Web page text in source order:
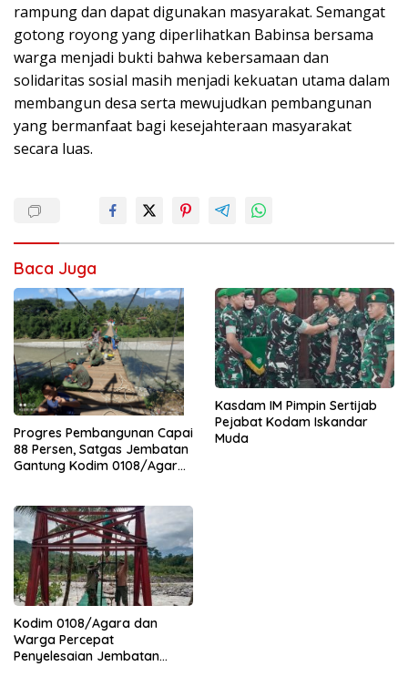
rampung dan dapat digunakan masyarakat. Semangat
gotong royong yang diperlihatkan Babinsa bersama
warga menjadi bukti bahwa kebersamaan dan
solidaritas sosial masih menjadi kekuatan utama dalam
membangun desa serta mewujudkan pembangunan
yang bermanfaat bagi kesejahteraan masyarakat
secara luas.
Baca Juga
Progres Pembangunan Capai
88 Persen, Satgas Jembatan
Gantung Kodim 0108/Agara
Kasdam IM Pimpin Sertijab
Pejabat Kodam Iskandar
Muda
Kodim 0108/Agara dan
Warga Percepat
Penyelesaian Jembatan